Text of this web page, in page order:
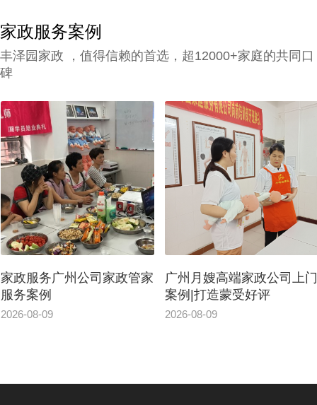
家政服务案例
丰泽园家政 ，值得信赖的首选，超12000+家庭的共同口
碑
家政服务广州公司家政管家
服务案例
2026-08-09
广州月嫂高端家政公司上门
案例|打造蒙受好评
2026-08-09